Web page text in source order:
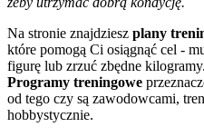
Na stronie znajdziesz plany
które pomogą Ci osiągnąć cel -
figurę lub zrzuć zbędne kilogramy.
Programy treningowe
od tego czy są zawodowcami,
hobbystycznie.